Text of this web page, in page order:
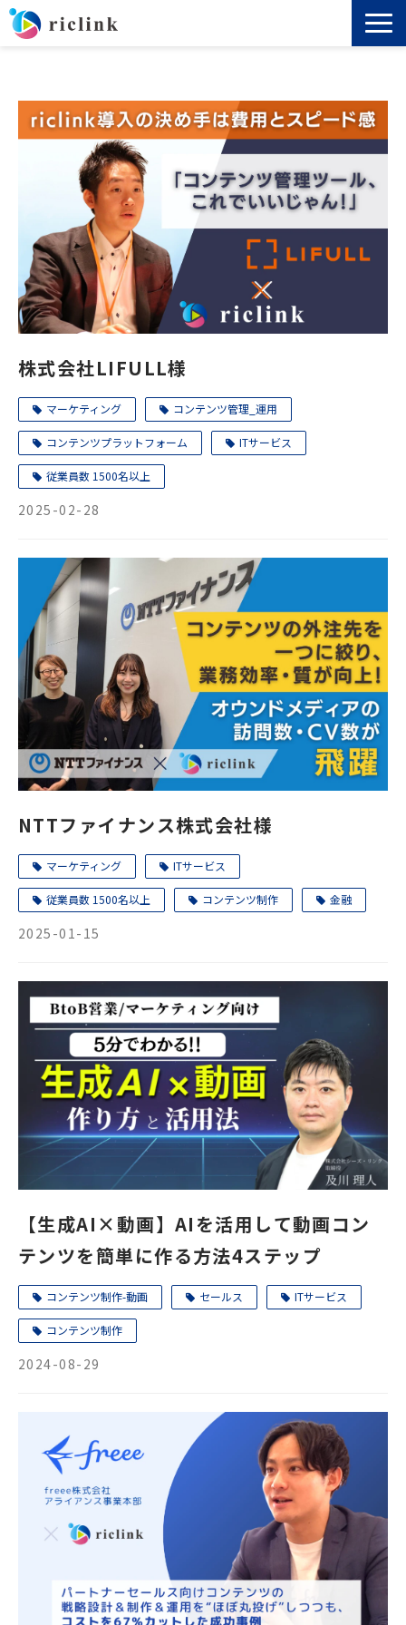
料金
ノウハウ
お役立ち資料
よくあるご質問
株式会社LIFULL様
マーケティング コンテンツ管理_運用
コンテンツプラットフォーム ITサービス
従業員数 1500名以上
2025-02-28
NTTファイナンス株式会社様
マーケティング ITサービス
従業員数 1500名以上 コンテンツ制作 金融
2025-01-15
【生成AI×動画】AIを活用して動画コン
テンツを簡単に作る方法4ステップ
コンテンツ制作-動画 セールス ITサービス
コンテンツ制作
2024-08-29